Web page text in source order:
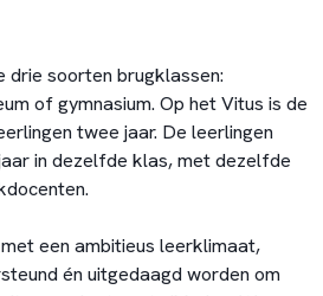
drie soorten brugklassen:
of gymnasium. Op het Vitus is de
twee jaar. De leerlingen
in dezelfde klas, met dezelfde
een ambitieus leerklimaat,
én uitgedaagd worden om